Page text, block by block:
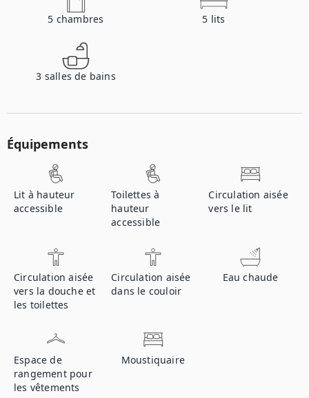
5 chambres 5 lits
3 salles de bains
Équipements
Lit à hauteur
accessible
Toilettes à
hauteur
accessible
Circulation aisée
vers le lit
Circulation aisée
vers la douche et
les toilettes
Circulation aisée
dans le couloir
Eau chaude
Espace de
rangement pour
les vêtements
Moustiquaire